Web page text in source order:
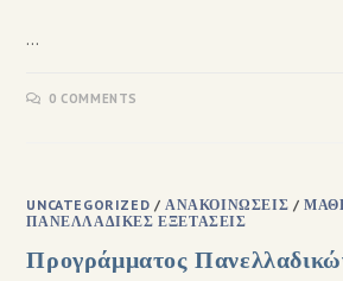
…
0 COMMENTS
UNCATEGORIZED /ΑΝΑΚΟΙΝΏΣΕΙΣ /
ΠΑΝΕΛΛΑΔΙΚΈΣ ΕΞΕΤΆΣΕΙΣ
Προγράμματος